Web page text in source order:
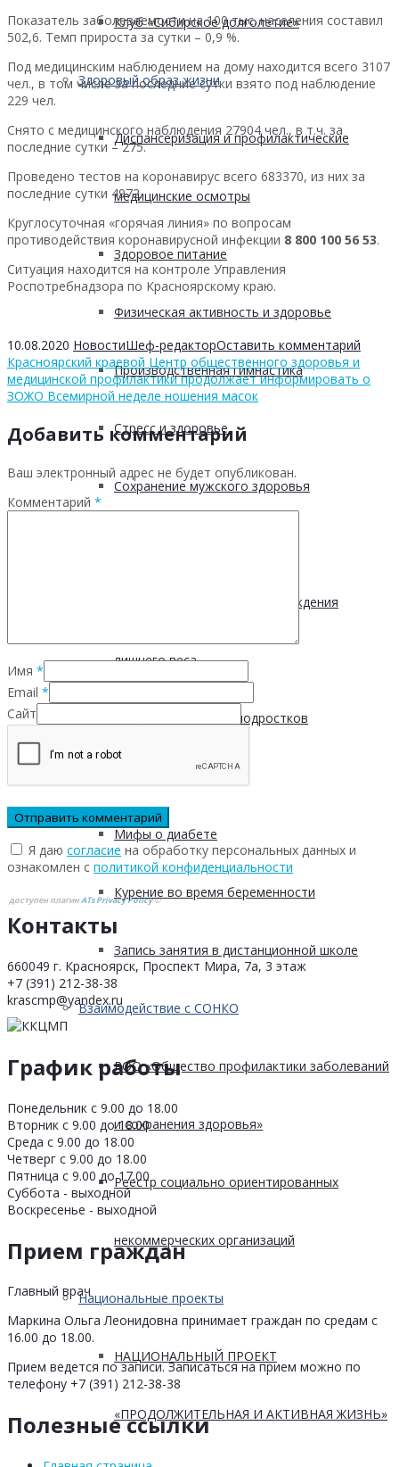
Клуб «Сибирское долголетие»
Здоровый образ жизни
Диспансеризация и профилактические
медицинские осмотры
Здоровое питание
Физическая активность и здоровье
Производственная гимнастика
Стресс и здоровье
Сохранение мужского здоровья
Основы здоровья и предупреждения
лишнего веса
Пищевые привычки подростков
Мифы о диабете
Курение во время беременности
Запись занятия в дистанционной школе
Взаимодействие с СОНКО
РОО «Общество профилактики заболеваний
и сохранения здоровья»
Реестр социально ориентированных
некоммерческих организаций
Национальные проекты
НАЦИОНАЛЬНЫЙ ПРОЕКТ
«ПРОДОЛЖИТЕЛЬНАЯ И АКТИВНАЯ ЖИЗНЬ»
Показатель заболеваемости на 100 тыс. населения составил
502,6. Темп прироста за сутки – 0,9 %.
Под медицинским наблюдением на дому находится всего 3107
чел., в том числе за последние сутки взято под наблюдение
229 чел.
Снято с медицинского наблюдения 27904 чел., в т.ч. за
последние сутки – 275.
Проведено тестов на коронавирус всего 683370, из них за
последние сутки 4972.
Круглосуточная «горячая линия» по вопросам
противодействия коронавирусной инфекции 8 800 100 56 53.
Ситуация находится на контроле Управления
Роспотребнадзора по Красноярскому краю.
10.08.2020 НовостиШеф-редакторОставить комментарий
Красноярский краевой Центр общественного здоровья и
медицинской профилактики продолжает информировать о
ЗОЖО Всемирной неделе ношения масок
Добавить комментарий
Ваш электронный адрес не будет опубликован.
Комментарий *
Имя *
Email *
Сайт
Я даю согласие на обработку персональных данных и
ознакомлен с политикой конфиденциальности
доступен плагинATs Privacy Policy©
Контакты
660049 г. Красноярск, Проспект Мира, 7а, 3 этаж
+7 (391) 212-38-38
krascmp@yandex.ru
График работы
Понедельник с 9.00 до 18.00
Вторник с 9.00 до 18.00
Среда с 9.00 до 18.00
Четверг с 9.00 до 18.00
Пятница с 9.00 до 17.00
Суббота - выходной
Воскресенье - выходной
Прием граждан
Главный врач
Маркина Ольга Леонидовна принимает граждан по средам с
16.00 до 18.00.
Прием ведется по записи. Записаться на прием можно по
телефону +7 (391) 212-38-38
Полезные ссылки